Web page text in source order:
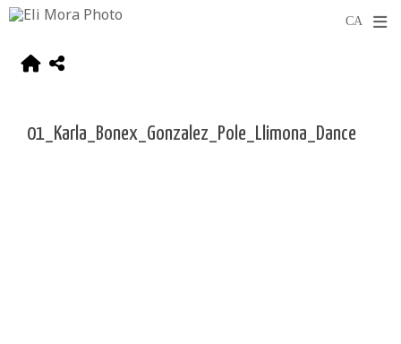
01_Karla_Bonex_Gonzalez_Pole_Llimona_Dance